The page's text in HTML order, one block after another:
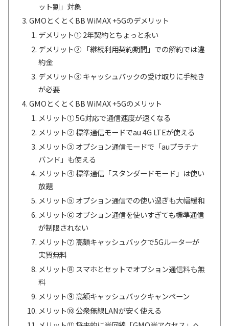
ット割」対象
GMOとくとくBB WiMAX +5Gのデメリット
デメリット① 2年契約とちょっと永い
デメリット② 「継続利用契約期間」での解約では違
約金
デメリット③ キャッシュバックの受け取りに手続き
が必要
GMOとくとくBB WiMAX +5Gのメリット
メリット① 5G対応で通信速度が速くなる
メリット② 標準通信モードでau 4G LTEが使える
メリット③ オプション通信モードで「auプラチナ
バンド」も使える
メリット④ 標準通信「スタンダードモード」は使い
放題
メリット⑤ オプション通信での使い過ぎも大幅緩和
メリット⑥ オプション通信を使いすぎても標準通信
が制限されない
メリット⑦ 高額キャッシュバックで5Gルーターが
実質無料
メリット⑧ スマホとセットでオプション通信料も無
料
メリット⑨ 高額キャッシュバックキャンペーン
メリット⑩ 公衆無線LANが安く使える